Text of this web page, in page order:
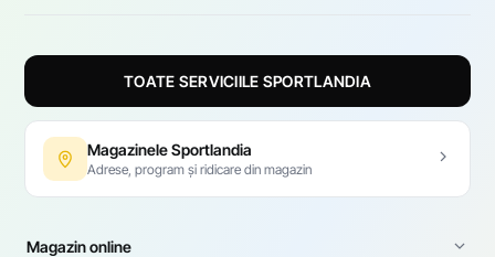
TOATE SERVICIILE SPORTLANDIA
Magazinele Sportlandia
Adrese, program și ridicare din magazin
Magazin online